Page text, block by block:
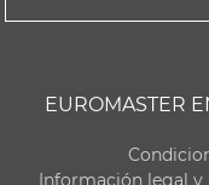
EUROMASTER
Información legal y